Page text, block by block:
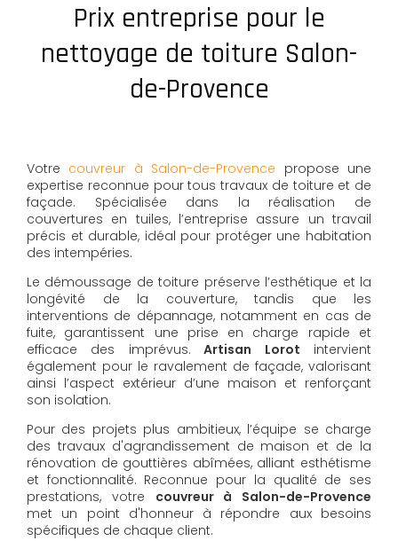
Prix entreprise pour le
nettoyage de toiture Salon-
de-Provence
Votre couvreur à Salon-de-Provence propose une
expertise reconnue pour tous travaux de toiture et de
façade. Spécialisée dans la réalisation de
couvertures en tuiles, l’entreprise assure un travail
précis et durable, idéal pour protéger une habitation
des intempéries.
Le démoussage de toiture préserve l’esthétique et la
longévité de la couverture, tandis que les
interventions de dépannage, notamment en cas de
fuite, garantissent une prise en charge rapide et
efficace des imprévus. Artisan Lorot intervient
également pour le ravalement de façade, valorisant
ainsi l’aspect extérieur d’une maison et renforçant
son isolation.
Pour des projets plus ambitieux, l’équipe se charge
des travaux d'agrandissement de maison et de la
rénovation de gouttières abîmées, alliant esthétisme
et fonctionnalité. Reconnue pour la qualité de ses
prestations, votre couvreur à Salon-de-Provence
met un point d'honneur à répondre aux besoins
spécifiques de chaque client.